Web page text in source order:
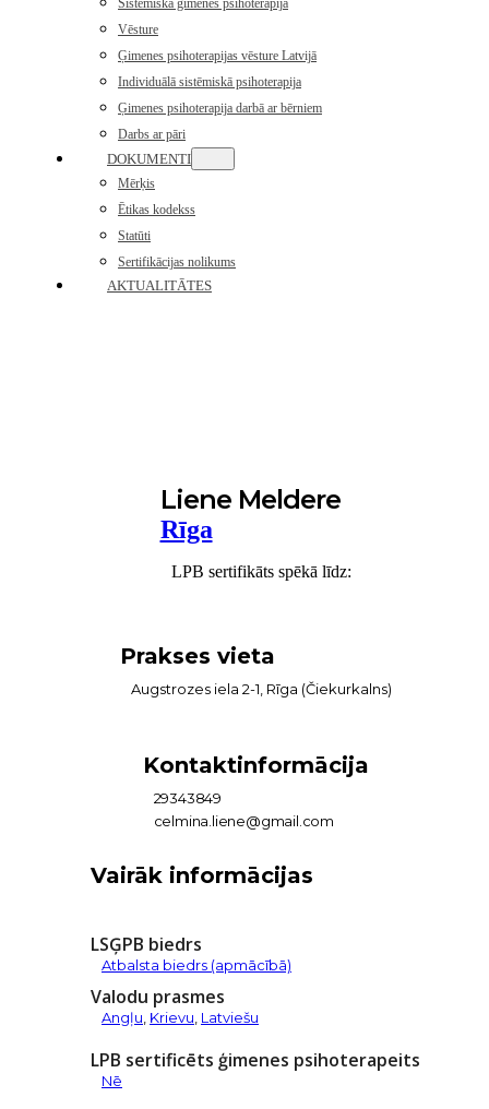
Sistēmiskā ģimenes psihoterapija
Vēsture
Ģimenes psihoterapijas vēsture Latvijā
Individuālā sistēmiskā psihoterapija
Ģimenes psihoterapija darbā ar bērniem
Darbs ar pāri
DOKUMENTI
Mērķis
Ētikas kodekss
Statūti
Sertifikācijas nolikums
AKTUALITĀTES
Prakses vieta
Augstrozes iela 2-1, Rīga (Čiekurkalns)
Kontaktinformācija
29343849
celmina.liene@gmail.com
Vairāk informācijas
LSĢPB biedrs
Atbalsta biedrs (apmācībā)
Valodu prasmes
Angļu Krievu Latviešu
LPB sertificēts ģimenes psihoterapeits
Nē
Liene Meldere
Rīga
LPB sertifikāts spēkā līdz: